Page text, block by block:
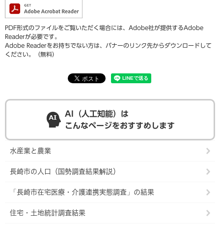
PDF形式のファイルをご覧いただく場合には、Adobe社が提供するAdobe
Readerが必要です。
Adobe Readerをお持ちでない方は、バナーのリンク先からダウンロードして
ください。（無料）
AI（人工知能）は
こんなページをおすすめします
水産業と農業
長崎市の人口（国勢調査結果解説）
「長崎市在宅医療・介護連携実態調査」の結果
住宅・土地統計調査結果